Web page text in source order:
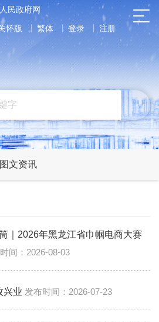
民政府网
怀版 繁体 登录 注册
文资讯
｜2026年黑龙江省巾帼电商大赛
2026-08-03
兴业 2026-07-23